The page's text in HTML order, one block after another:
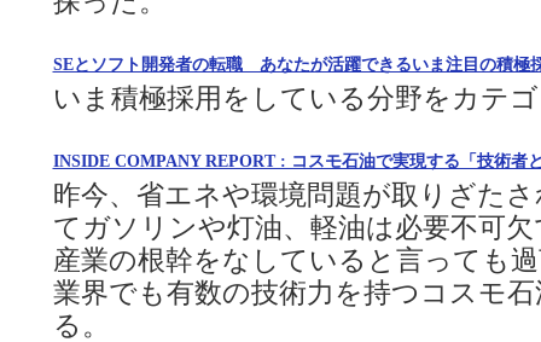
SEとソフト開発者の転職 あなたが活躍できるいま注目の積
いま積極採用をしている分野をカテ
INSIDE COMPANY REPORT : コスモ石油で実現する「技術者
昨今、省エネや環境問題が取りざた
てガソリンや灯油、軽油は必要不可
産業の根幹をなしていると言っても
業界でも有数の技術力を持つコスモ
る。